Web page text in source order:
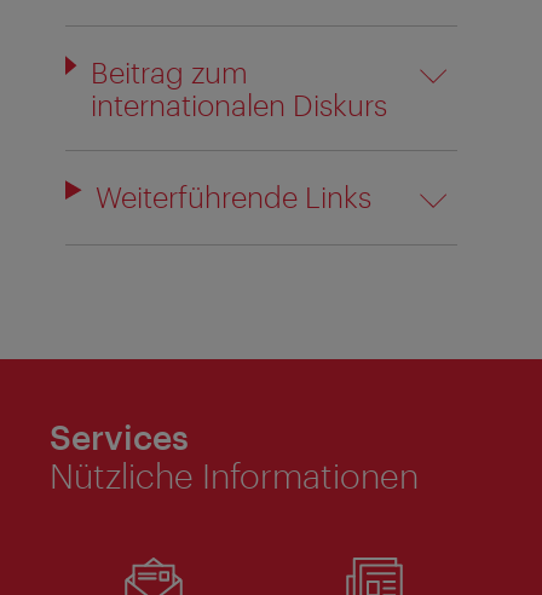
Beitrag zum
internationalen Diskurs
Weiterführende Links
Services
Nützliche Informationen